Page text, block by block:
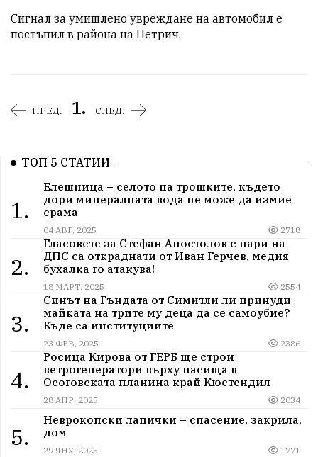
Сигнал за умишлено увреждане на автомобил е
постъпил в района на Петрич.
ПРЕД. 1. СЛЕД.
ТОП 5 СТАТИИ
1.
Елешница – селото на трошките, където
дори минералната вода не може да измие
срама
04 АВГ, 2025 2718
2.
Гласовете за Стефан Апостолов с пари на
ДПС са откраднати от Иван Герчев, медия
бухалка го атакува!
18 МАРТ, 2025 2554
3.
Синът на Гъндата от Симитли ли принуди
майката на трите му деца да се самоубие?
Къде са институциите
23 ФЕВ, 2025 2386
4.
Росица Кирова от ГЕРБ ще строи
ветрогенератори върху пасища в
Осоговската планина край Кюстендил
28 АПР, 2025 2034
5.
Неврокопски лапички – спасение, закрила,
дом
29 ЯНУ, 2025 1771